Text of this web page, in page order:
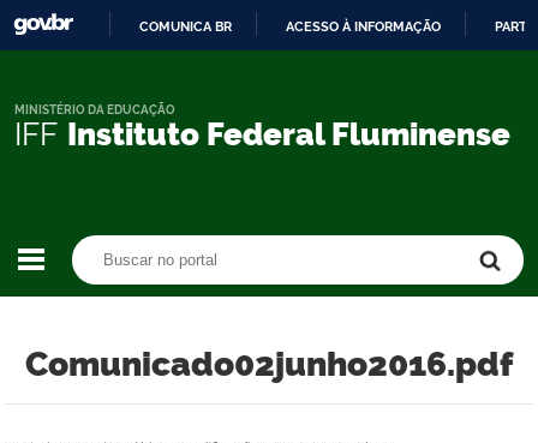
CONTEÚDO
COMUNICA BR ACESSO À INFORMAÇÃO
IFF Instituto Federal Fluminense
MINISTÉRIO DA EDUCAÇÃO
Comunicado02junho2016.pdf